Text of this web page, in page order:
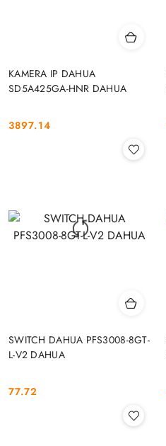
KAMERA IP DAHUA
SD5A425GA-HNR DAHUA
Cena:
3897.14
SWITCH DAHUA PFS3008-8GT-
L-V2 DAHUA
Cena:
77.72